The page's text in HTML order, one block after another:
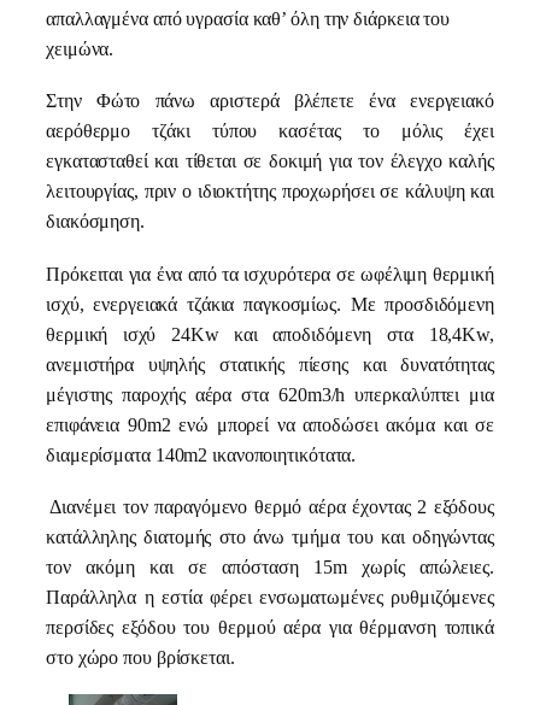
απαλλαγμένα από υγρασία καθ’ όλη την διάρκεια του
χειμώνα.
Στην Φώτο πάνω αριστερά βλέπετε ένα ενεργειακό
αερόθερμο τζάκι τύπου κασέτας το μόλις έχει
εγκατασταθεί και τίθεται σε δοκιμή για τον έλεγχο καλής
λειτουργίας, πριν ο ιδιοκτήτης προχωρήσει σε κάλυψη και
διακόσμηση.
Πρόκειται για ένα από τα ισχυρότερα σε ωφέλιμη θερμική
ισχύ, ενεργειακά τζάκια παγκοσμίως. Με προσδιδόμενη
θερμική ισχύ 24Kw και αποδιδόμενη στα 18,4Kw,
ανεμιστήρα υψηλής στατικής πίεσης και δυνατότητας
μέγιστης παροχής αέρα στα 620m3/h υπερκαλύπτει μια
επιφάνεια 90m2 ενώ μπορεί να αποδώσει ακόμα και σε
διαμερίσματα 140m2 ικανοποιητικότατα.
Διανέμει τον παραγόμενο θερμό αέρα έχοντας 2 εξόδους
κατάλληλης διατομής στο άνω τμήμα του και οδηγώντας
τον ακόμη και σε απόσταση 15m χωρίς απώλειες.
Παράλληλα η εστία φέρει ενσωματωμένες ρυθμιζόμενες
περσίδες εξόδου του θερμού αέρα για θέρμανση τοπικά
στο χώρο που βρίσκεται.